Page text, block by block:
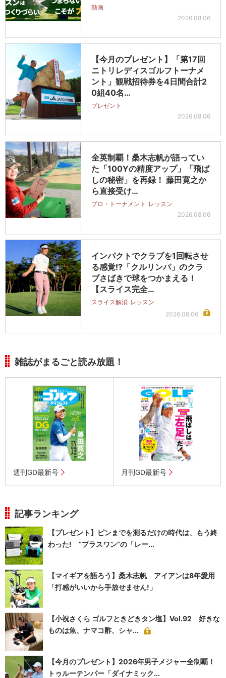
動画
2026.08.06
【今月のプレゼント】「第17回
ニトリレディスゴルフトーナメ
ント」観戦招待券を4日間合計2
0組40名…
プレゼント
2026.08.06
全英制覇！桑木志帆が語ってい
た「100Yの精度アップ」「飛ば
しの秘密」を再録！ 藤田寛之か
ら直接受け…
プロ・トーナメント レッスン
2026.08.06
インパクトでクラブを1回転させ
る感覚!?「クルリンパ」のクラ
ブさばきで球をつかまえる！
【スライス完全…
スライス解消 レッスン
2026.08.06
雑誌がまるごと読み放題！
週刊GD最新号 月刊GD最新号
記事ランキング
【プレゼント】ピンまでを測るだけの時代は、もう終
わった! “プラスワン”の「レー...
【マイギアを語ろう】桑木志帆 アイアンは8年愛用
「打感がいいから手放せません!」
【小祝さくら ゴルフときどきタン塩】Vol.92 好きな
ものは魚、ナマコ酢、シャ...
【今月のプレゼント】2026年男子メジャー全制覇！
トゥルーテンパー「ダイナミック...